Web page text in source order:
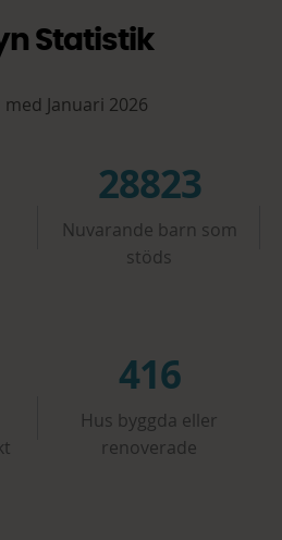
Statistik
med Januari 2026
43470
Nuvarande barn som
stöds
627
Hus byggda eller
renoverade